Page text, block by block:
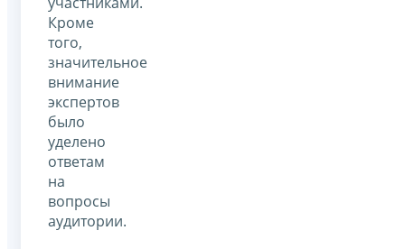
Кроме
того,
значительное
внимание
экспертов
было
уделено
ответам
на
вопросы
аудитории.